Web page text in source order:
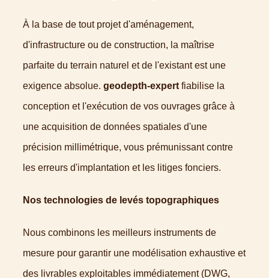
À la base de tout projet d'aménagement,
d'infrastructure ou de construction, la maîtrise
parfaite du terrain naturel et de l'existant est une
exigence absolue. geodepth-expert fiabilise la
conception et l'exécution de vos ouvrages grâce à
une acquisition de données spatiales d'une
précision millimétrique, vous prémunissant contre
les erreurs d'implantation et les litiges fonciers.
Nos technologies de levés topographiques
Nous combinons les meilleurs instruments de
mesure pour garantir une modélisation exhaustive et
des livrables exploitables immédiatement (DWG,